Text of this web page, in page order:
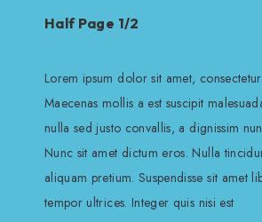
Half Page 1/2
Lorem ipsum dolor sit amet,
Maecenas mollis a est suscipit
nulla sed justo convallis, a dignissim
Nunc sit amet dictum eros. Nulla
aliquam pretium. Suspendisse sit amet
tempor ultrices. Integer quis nisi est